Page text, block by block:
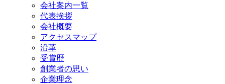
会社案内一覧
代表挨拶
会社概要
アクセスマップ
沿革
受賞歴
創業者の思い
企業理念